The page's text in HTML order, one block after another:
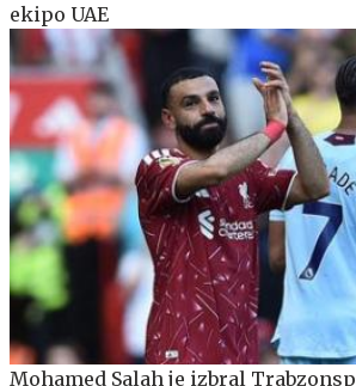
ekipo UAE
Mohamed Salah je izbral